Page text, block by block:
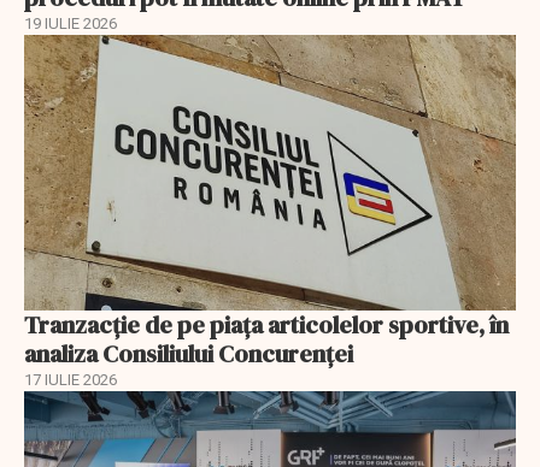
19 IULIE 2026
Tranzacție de pe piața articolelor sportive, în
analiza Consiliului Concurenţei
17 IULIE 2026